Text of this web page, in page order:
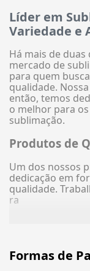
Líder em
Variedade e
Há mais de duas
mercado de
para quem
qualidade.
então, temos
o melhor para
sublimação.
Produtos de
Um dos nossos
dedicação em
qualidade.
ra
Formas de